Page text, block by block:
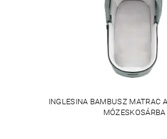
INGLESINA BAMBUSZ MATRAC
MÓZESKOSÁRBA